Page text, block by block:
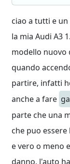
ciao a tutti e
la mia Audi A3
modello nuovo
quando
partire, infatti
anche a fare
parte che una
che puo
e vero o meno
danno, l'auto